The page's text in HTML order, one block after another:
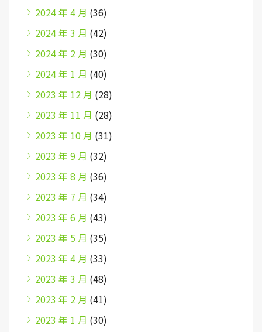
2024 年 4 月 (36)
2024 年 3 月 (42)
2024 年 2 月 (30)
2024 年 1 月 (40)
2023 年 12 月 (28)
2023 年 11 月 (28)
2023 年 10 月 (31)
2023 年 9 月 (32)
2023 年 8 月 (36)
2023 年 7 月 (34)
2023 年 6 月 (43)
2023 年 5 月 (35)
2023 年 4 月 (33)
2023 年 3 月 (48)
2023 年 2 月 (41)
2023 年 1 月 (30)